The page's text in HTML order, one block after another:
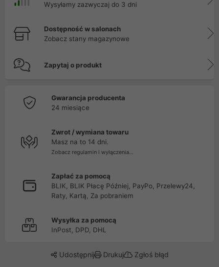
Wysyłamy zazwyczaj do 3 dni
Dostępność w salonach
Zobacz stany magazynowe
Zapytaj o produkt
Gwarancja producenta
24 miesiące
Zwrot / wymiana towaru
Masz na to 14 dni.
Zobacz regulamin i wyłączenia...
Zapłać za pomocą
BLIK, BLIK Płacę Później, PayPo, Przelewy24,
Raty, Kartą, Za pobraniem
Wysyłka za pomocą
InPost, DPD, DHL
Udostępnij Drukuj Zgłoś błąd